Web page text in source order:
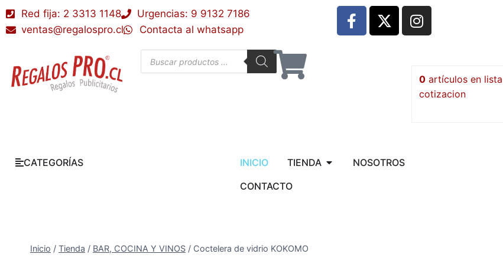
Red fija: 2 3313 1148
Urgencias: 9 9132 7186
ventas@regalospro.cl
Contacta al whatsapp
0 artículos
CATEGORÍAS INICIO TIENDA
NOSOTROS
CONTACTO
Inicio / Tienda / BAR, COCINA Y VINOS / Coctelera de vidrio KOKOMO